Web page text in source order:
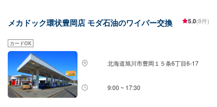
メカドック環状豊岡店 モダ石油のワイパー交換 5.0(8件)
カードOK
北海道旭川市豊岡１５条6丁目6-17
9:00 ~ 17:30